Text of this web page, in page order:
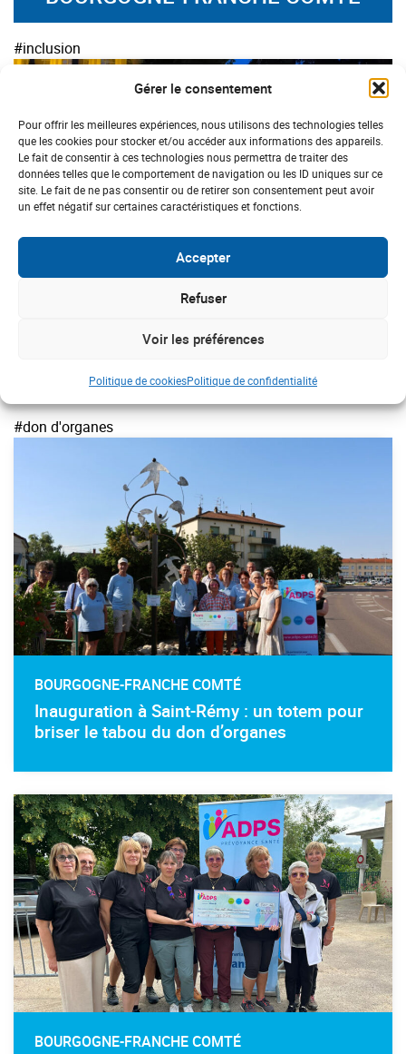
Gérer le consentement
Pour offrir les meilleures expériences, nous utilisons des technologies telles
que les cookies pour stocker et/ou accéder aux informations des appareils.
Le fait de consentir à ces technologies nous permettra de traiter des
données telles que le comportement de navigation ou les ID uniques sur ce
site. Le fait de ne pas consentir ou de retirer son consentement peut avoir
un effet négatif sur certaines caractéristiques et fonctions.
Accepter
Refuser
Voir les préférences
Politique de cookiesPolitique de confidentialité
#inclusion
BOURGOGNE-FRANCHE COMTÉ
Semur-en-Auxois : quand le jazz swing
avec solidarité et inclusion
#don d'organes
BOURGOGNE-FRANCHE COMTÉ
Inauguration à Saint-Rémy : un totem pour
briser le tabou du don d’organes
BOURGOGNE-FRANCHE COMTÉ